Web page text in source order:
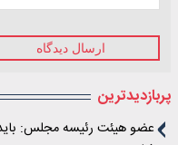
ارسال دیدگاه
پربازدیدترین
عضو هیئت رئیسه مجلس: